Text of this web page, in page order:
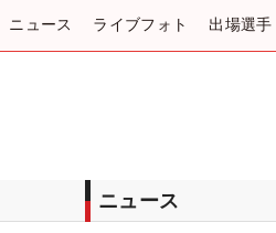
ニュース ライブフォト 出場選手
ニュース